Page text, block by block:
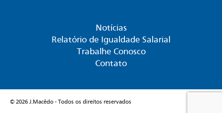
Notícias
Relatório de Igualdade Salarial
Trabalhe Conosco
Contato
© 2026 J.Macêdo - Todos os direitos reservados